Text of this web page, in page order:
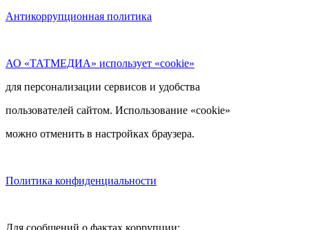
Антикоррупционная политика
АО «ТАТМЕДИА» использует «cookie»
для персонализации сервисов и удобства
пользователей сайтом. Использование «cookie»
можно отменить в настройках браузера.
Политика конфиденциальности
Для сообщений о фактах коррупции: